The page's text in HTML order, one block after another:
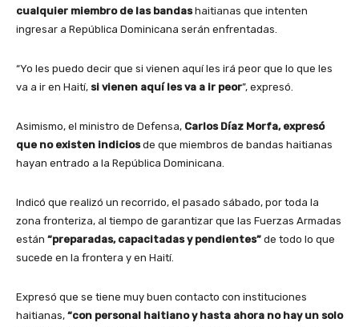
cualquier miembro de las bandashaitianas que intenten
ingresar a República Dominicana serán enfrentadas.
“Yo les puedo decir que si vienen aquí les irá peor que lo que les
va a ir en Haití, si vienen aquí les va a ir peor”, expresó.
Asimismo, el ministro de Defensa, Carlos Díaz Morfa, expresó
que no existen indiciosde que miembros de bandas haitianas
hayan entrado a la República Dominicana.
Indicó que realizó un recorrido, el pasado sábado, por toda la
zona fronteriza, al tiempo de garantizar que las Fuerzas Armadas
están “preparadas, capacitadas y pendientes” de todo lo que
sucede en la frontera y en Haití.
Expresó que se tiene muy buen contacto con instituciones
haitianas, “con personal haitiano y hasta ahora no hay un solo